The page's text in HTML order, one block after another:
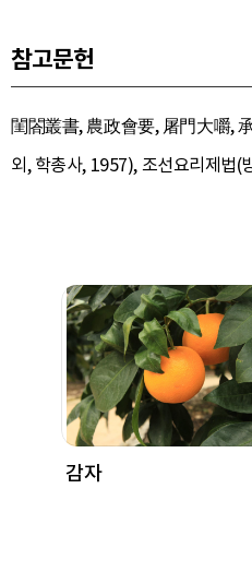
참고문헌
閨閤叢書, 農政會要, 屠門大嚼,
외, 학총사, 1957), 조선요리제법(
감자